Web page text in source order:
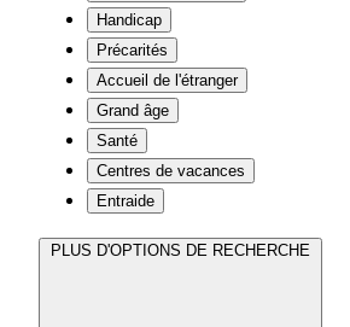
Handicap
Précarités
Accueil de l'étranger
Grand âge
Santé
Centres de vacances
Entraide
PLUS D'OPTIONS DE RECHERCHE